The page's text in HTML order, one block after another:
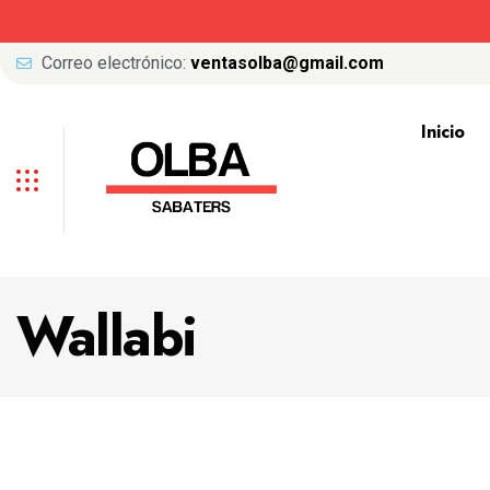
Correo electrónico: ventasolba@gmail.com
Inicio
Wallabi